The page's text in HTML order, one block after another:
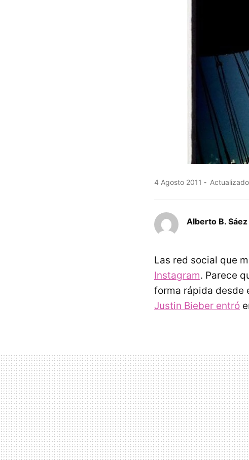
4 Agosto 2011
Alberto B. Sáez
Las red social que
Instagram. Parece
forma rápida desde
Justin Bieber entró